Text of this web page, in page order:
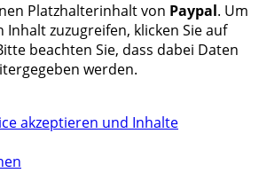
Platzhalterinhalt von Paypal. Um
zuzugreifen, klicken Sie auf
beachten Sie, dass dabei Daten
werden.
akzeptieren und Inhalte